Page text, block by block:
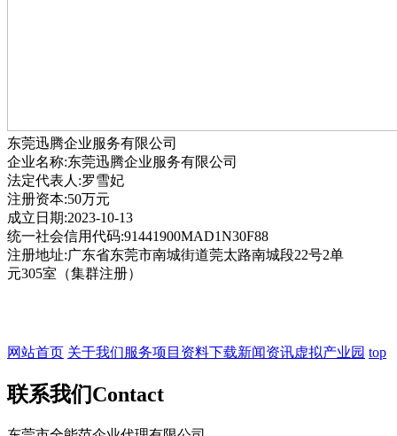
东莞迅腾企业服务有限公司
企业名称:东莞迅腾企业服务有限公司
法定代表人:罗雪妃
注册资本:50万元
成立日期:2023-10-13
统一社会信用代码:91441900MAD1N30F88
注册地址:广东省东莞市南城街道莞太路南城段22号2单
元305室（集群注册）
网站首页 关于我们服务项目 资料下载新闻资讯虚拟产业园 top
联系我们Contact